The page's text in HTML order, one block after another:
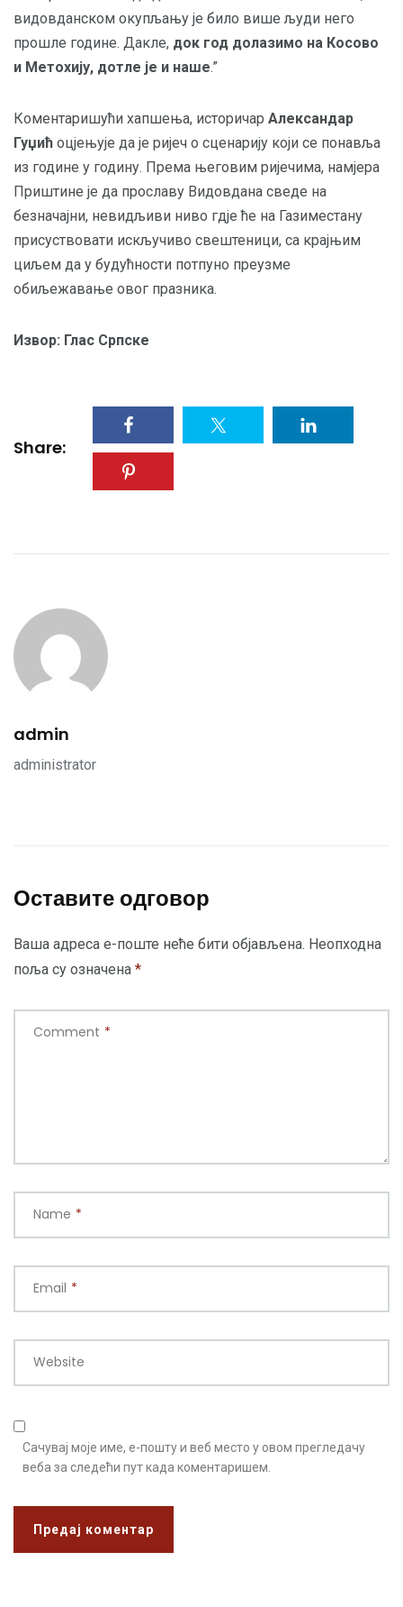
видовданском окупљању је било више људи него
прошле године. Дакле, док год долазимо на Косово
и Метохију, дотле је и наше.”
Коментаришући хапшења, историчар Александар
Гуџић оцјењује да је ријеч о сценарију који се понавља
из године у годину. Према његовим ријечима, намјера
Приштине је да прославу Видовдана сведе на
безначајни, невидљиви ниво гдје ће на Газиместану
присуствовати искључиво свештеници, са крајњим
циљем да у будућности потпуно преузме
обиљежавање овог празника.
Извор: Глас Српске
Share:
admin
administrator
Оставите одговор
Ваша адреса е-поште неће бити објављена. Неопходна
поља су означена *
Comment *
Name *
Email *
Website
Сачувај моје име, е-пошту и веб место у овом прегледачу
веба за следећи пут када коментаришем.